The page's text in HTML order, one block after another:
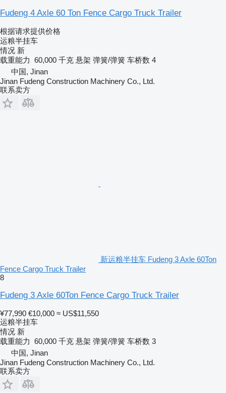
Fudeng 4 Axle 60 Ton Fence Cargo Truck Trailer
根据请求提供价格
运粮半挂车
情况 新
载重能力 60,000 千克 悬架 弹簧/弹簧 车桥数 4
中国, Jinan
Jinan Fudeng Construction Machinery Co., Ltd.
联系卖方
新运粮半挂车 Fudeng 3 Axle 60Ton
Fence Cargo Truck Trailer
8
Fudeng 3 Axle 60Ton Fence Cargo Truck Trailer
¥77,990 €10,000 ≈ US$11,550
运粮半挂车
情况 新
载重能力 60,000 千克 悬架 弹簧/弹簧 车桥数 3
中国, Jinan
Jinan Fudeng Construction Machinery Co., Ltd.
联系卖方